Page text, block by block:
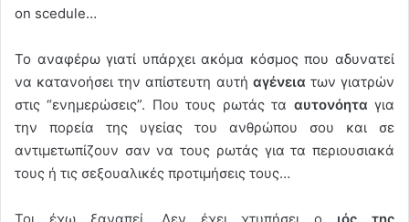
on scedule…
Το αναφέρω γιατί υπάρχει ακόμα κόσμος που αδυνατεί
να κατανοήσει την απίστευτη αυτή αγένεια των γιατρών
στις “ενημερώσεις”. Που τους ρωτάς τα αυτονόητα για
την πορεία της υγείας του ανθρώπου σου και σε
αντιμετωπίζουν σαν να τους ρωτάς για τα περιουσιακά
τους ή τις σεξουαλικές προτιμήσεις τους…